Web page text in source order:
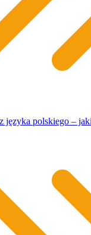
języka polskiego –